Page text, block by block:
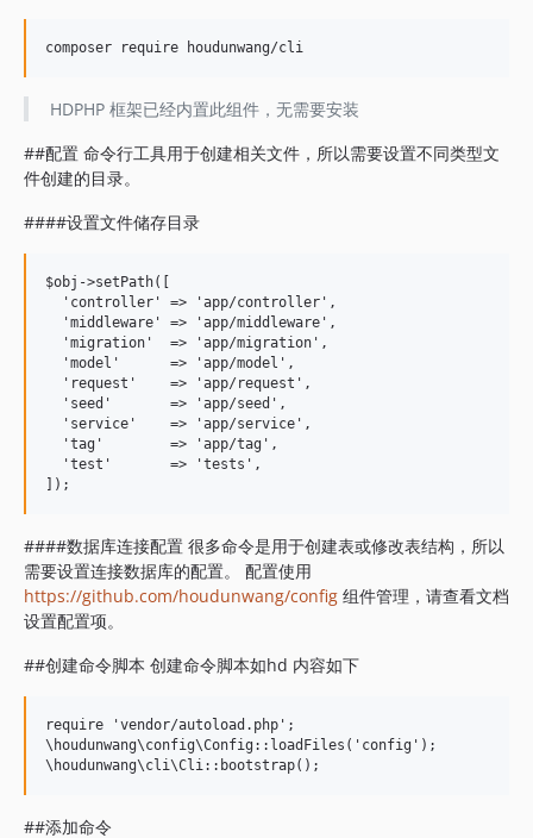
HDPHP 框架已经内置此组件，无需要安装
##配置 命令行工具用于创建相关文件，所以需要设置不同类型文
件创建的目录。
####设置文件储存目录
$obj->setPath([
  'controller' => 'app/controller',
  'middleware' => 'app/middleware',
  'migration'  => 'app/migration',
  'model'      => 'app/model',
  'request'    => 'app/request',
  'seed'       => 'app/seed',
  'service'    => 'app/service',
  'tag'        => 'app/tag',
  'test'       => 'tests',
####数据库连接配置 很多命令是用于创建表或修改表结构，所以
需要设置连接数据库的配置。 配置使用
https://github.com/houdunwang/config 组件管理，请查看文档
设置配置项。
##创建命令脚本 创建命令脚本如hd 内容如下
require 'vendor/autoload.php';
\houdunwang\config\Config::loadFiles('config');
##添加命令